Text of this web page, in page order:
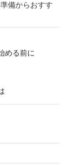
備からおすす
める前に